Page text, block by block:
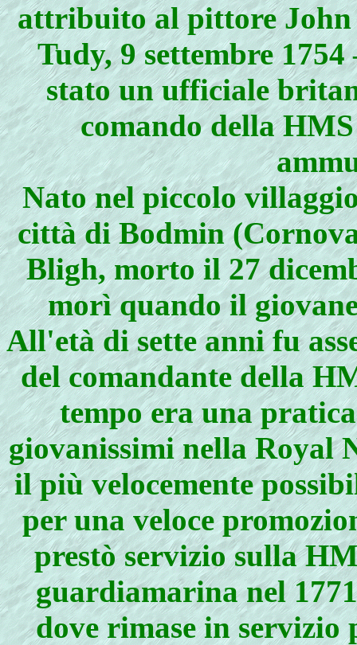
attribuito al pittore
Tudy, 9 settembre
stato un ufficiale
comando della
Nato nel piccolo
città di Bodmin
Bligh, morto il 27
morì quando il
All'età di sette anni fu
del comandante della
tempo era una
giovanissimi nella Royal
il più velocemente
per una veloce
prestò servizio sulla
guardiamarina nel
dove rimase in servizio